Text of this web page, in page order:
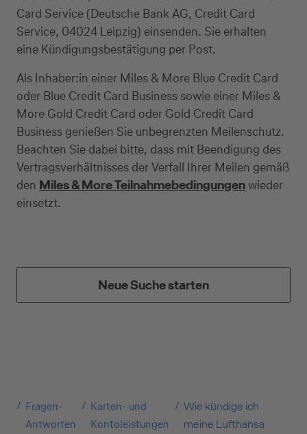
Card Service (Deutsche Bank AG, Credit Card
Service, 04024 Leipzig) einsenden. Sie erhalten
eine Kündigungsbestätigung per Post.
Als Inhaber:in einer Miles & More Blue Credit Card
oder Blue Credit Card Business sowie einer Miles &
More Gold Credit Card oder Gold Credit Card
Business genießen Sie unbegrenzten Meilenschutz.
Beachten Sie dabei bitte, dass mit Beendigung des
Vertragsverhältnisses der Verfall Ihrer Meilen gemäß
den Miles & More Teilnahmebedingungenwieder
einsetzt.
Neue Suche starten
Fragen-
Antworten
Karten- und
Kontoleistungen
Wie kündige ich
meine Lufthansa
Kreditkarte beantragen
Suchen Sie eine Kreditkarte für die private oder
geschäftliche Nutzung? Oder möchten Sie
Kreditkarten für Ihr Unternehmen beantragen?
Private Nutzung
Selbstständige